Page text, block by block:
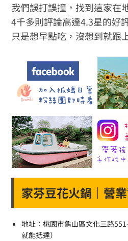
我們誤打誤撞，找到這家在
4千多則評論高達4.3星的好
只是想早點吃，沒想到就跟
家芬豆花火鍋｜營
地址：桃園市龜山區文化三路
就能抵達）